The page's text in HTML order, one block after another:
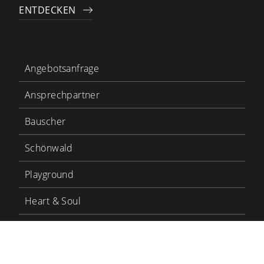
ENTDECKEN
Angebotsanfrage
Ansprechpartner
Bauscher
Schönwald
Playground
Heart & Soul